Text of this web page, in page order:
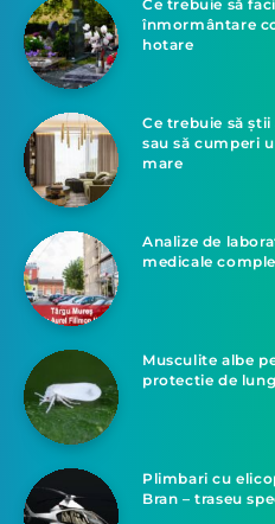
Ce trebuie să
înmormântare
hotare
Ce trebuie să
sau să cumperi
mare
Analize de
medicale
Musculite albe
protectie de
Plimbari cu
Bran – traseu